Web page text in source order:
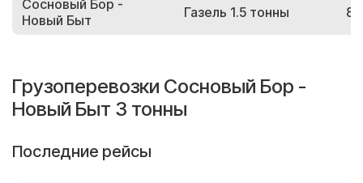
Сосновый Бор -
Новый Быт
Газель 1.5 тонны
Грузоперевозки Сосновый Бор -
Новый Быт 3 тонны
Последние рейсы